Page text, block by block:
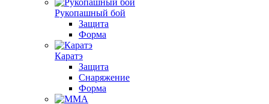
Рукопашный бой
Защита
Форма
Каратэ
Защита
Снаряжение
Форма